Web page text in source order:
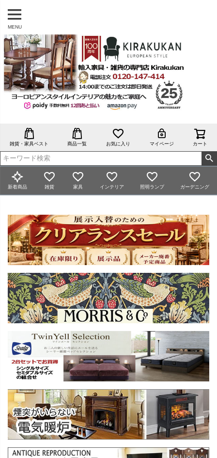
MENU
雑貨・家具ベスト 商品一覧 お気に入り マイページ カート
新着商品 雑貨 家具 インテリア 照明ランプ ガーデニング